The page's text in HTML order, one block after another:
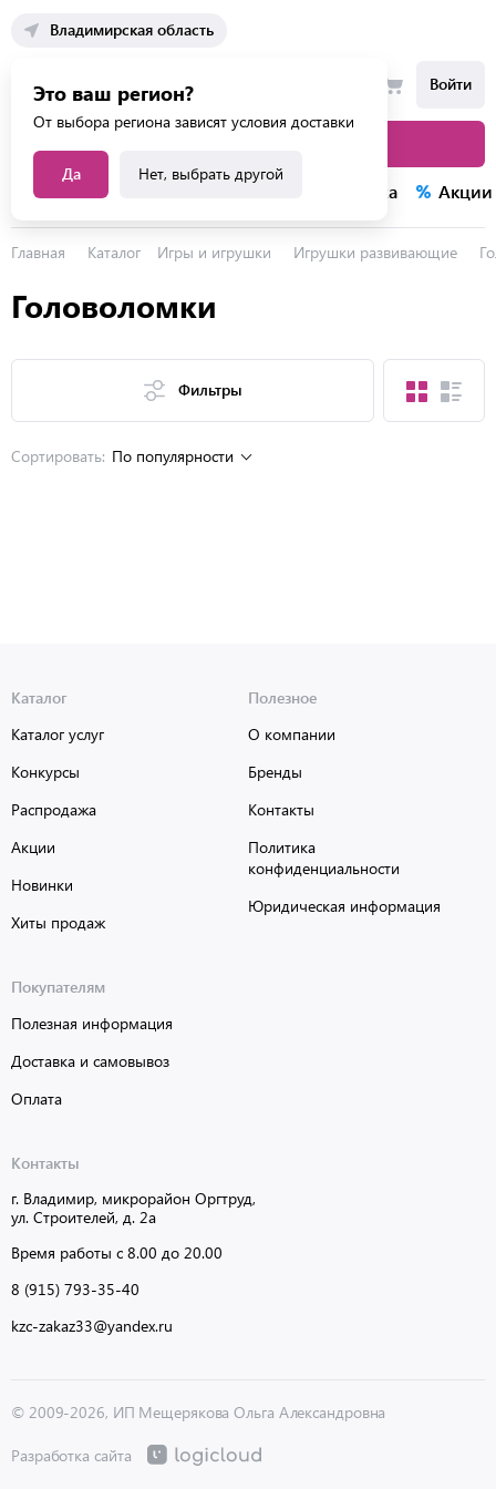
Владимирская область
Это ваш регион?
От выбора региона зависят условия доставки
Да Нет, выбрать другой
Войти
Каталог услуг Распродажа Акции
Главная Каталог Игры и игрушки Игрушки развивающие
Головоломки
Фильтры
Сортировать: По популярности
Каталог
Каталог услуг
Конкурсы
Распродажа
Акции
Новинки
Хиты продаж
Полезное
О компании
Бренды
Контакты
Политика
конфиденциальности
Юридическая информация
Покупателям
Полезная информация
Доставка и самовывоз
Оплата
Контакты
г. Владимир, микрорайон Оргтруд,
ул. Строителей, д. 2а
Время работы с 8.00 до 20.00
8 (915) 793-35-40
kzc-zakaz33@yandex.ru
© 2009-2026, ИП Мещерякова Ольга Александровна
Разработка сайта